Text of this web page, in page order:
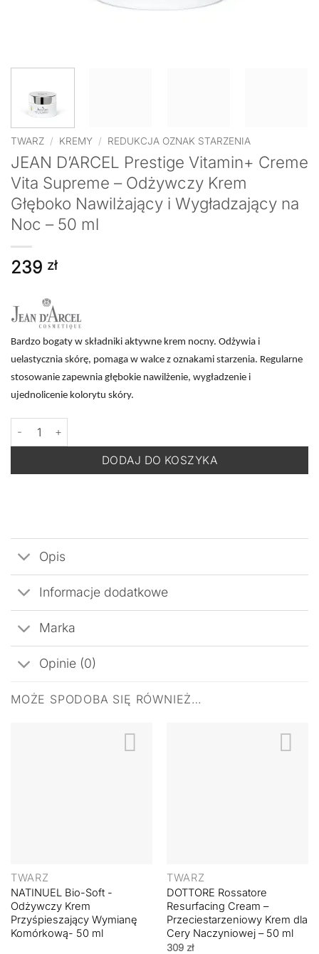
TWARZ / KREMY / REDUKCJA OZNAK STARZENIA
JEAN D’ARCEL Prestige Vitamin+ Creme
Vita Supreme – Odżywczy Krem
Głęboko Nawilżający i Wygładzający na
Noc – 50 ml
239 zł
Bardzo bogaty w składniki aktywne krem nocny. Odżywia i
uelastycznia skórę, pomaga w walce z oznakami starzenia. Regularne
stosowanie zapewnia głębokie nawilżenie, wygładzenie i
ujednolicenie kolorytu skóry.
ilość JEAN D'ARCEL Prestige Vitamin+ Creme Vita Supreme -
DODAJ DO KOSZYKA
Opis
Informacje dodatkowe
Marka
Opinie (0)
MOŻE SPODOBA SIĘ RÓWNIEŻ…
TWARZ
NATINUEL Bio-Soft -
Odżywczy Krem
Przyśpieszający Wymianę
Komórkową- 50 ml
TWARZ
DOTTORE Rossatore
Resurfacing Cream –
Przeciestarzeniowy Krem dla
Cery Naczyniowej – 50 ml
309 zł